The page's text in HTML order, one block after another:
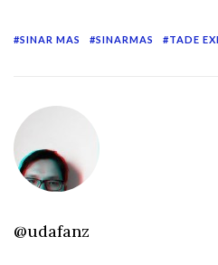
SINAR MAS SINARMAS TADE
@udafanz